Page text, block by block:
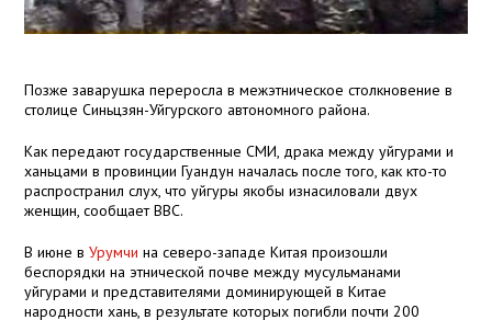
Позже заварушка переросла в межэтническое столкновение в
столице Синьцзян-Уйгурского автономного района.
Как передают государственные СМИ, драка между уйгурами и
ханьцами в провинции Гуандун началась после того, как кто-то
распространил слух, что уйгуры якобы изнасиловали двух
женщин, сообщает ВВС.
В июне вУрумчи на северо-западе Китая произошли
беспорядки на этнической почве между мусульманами
уйгурами и представителями доминирующей в Китае
народности хань, в результате которых погибли почти 200